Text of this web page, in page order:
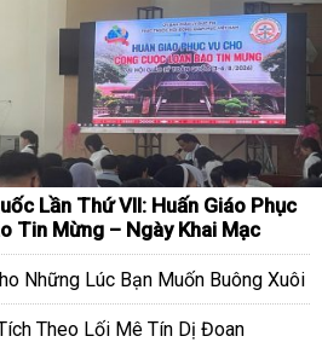
Lần Thứ VII: Huấn Giáo Phục
Tin Mừng – Ngày Khai Mạc
Những Lúc Bạn Muốn Buông Xuôi
Theo Lối Mê Tín Dị Đoan